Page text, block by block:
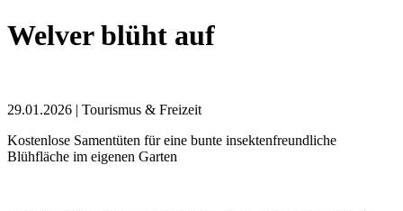
Welver blüht auf
29.01.2026 | Tourismus & Freizeit
Kostenlose Samentüten für eine bunte insektenfreundliche
Blühfläche im eigenen Garten